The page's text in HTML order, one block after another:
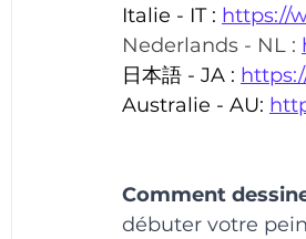
Italie - IT : https://
Nederlands - NL :
日本語 - JA :
Australie - AU:
Comment
débuter votre